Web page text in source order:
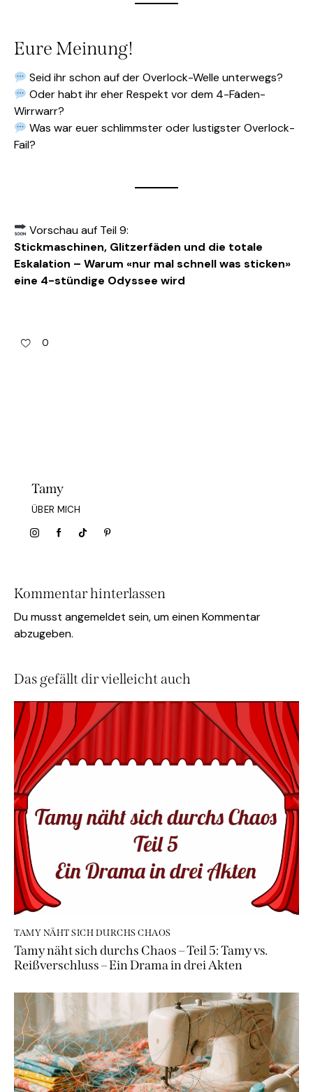
Eure Meinung!
Seid ihr schon auf der Overlock-Welle unterwegs?
Oder habt ihr eher Respekt vor dem 4-Fäden-
Wirrwarr?
Was war euer schlimmster oder lustigster Overlock-
Fail?
Vorschau auf Teil 9:
Stickmaschinen, Glitzerfäden und die totale
Eskalation – Warum «nur mal schnell was sticken»
eine 4-stündige Odyssee wird
0
Tamy
ÜBER MICH
Kommentar hinterlassen
Du musst angemeldet sein, um einen Kommentar
abzugeben.
Das gefällt dir vielleicht auch
TAMY NÄHT SICH DURCHS CHAOS
Tamy näht sich durchs Chaos – Teil 5: Tamy vs.
Reißverschluss – Ein Drama in drei Akten